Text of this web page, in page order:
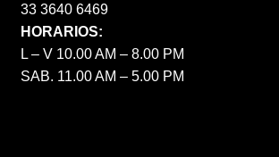
33 3640 6469
HORARIOS:
L – V 10.00 AM – 8.00 PM
SAB. 11.00 AM – 5.00 PM